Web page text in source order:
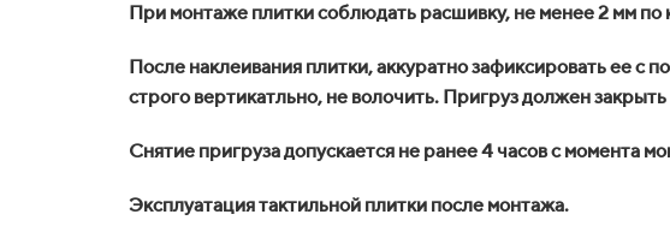
При монтаже плитки соблюдать расшивку, не менее 2 мм
После наклеивания плитки, аккуратно зафиксировать ее с
строго вертикатльно, не волочить. Пригруз должен
Снятие пригруза допускается не ранее 4 часов с момента
Эксплуатация тактильной плитки после монтажа.